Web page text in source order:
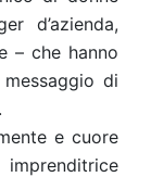
d’azienda,
– che hanno
di
e cuore
imprenditrice